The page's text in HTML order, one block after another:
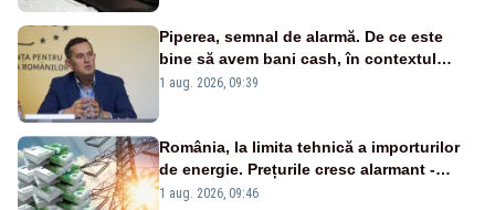
Piperea, semnal de alarmă. De ce este
bine să avem bani cash, în contextul
alertei energetice?
1 aug. 2026, 09:39
România, la limita tehnică a importurilor
de energie. Prețurile cresc alarmant -
Analiză Realitatea Plus
1 aug. 2026, 09:46